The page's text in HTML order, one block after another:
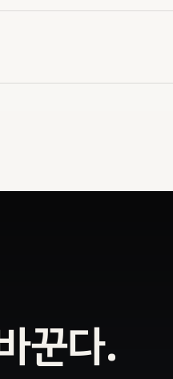
꾼다.